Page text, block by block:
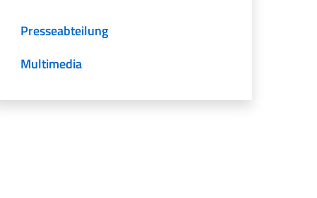
Presseabteilung
Multimedia